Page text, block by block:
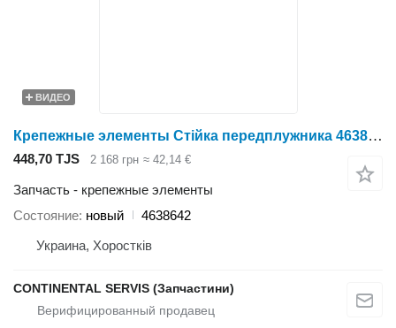
ВИДЕО
Крепежные элементы Стійка передплужника 4638642 для плуга Lemken
448,70 TJS 2 168 грн ≈ 42,14 €
Запчасть - крепежные элементы
Состояние новый
4638642
Украина, Хоростків
CONTINENTAL SERVIS (Запчастини)